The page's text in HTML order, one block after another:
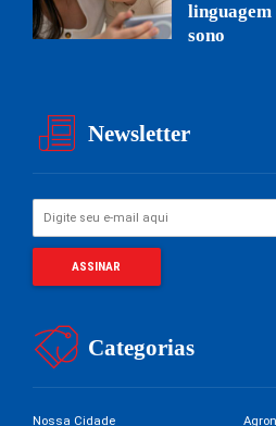
linguagem
sono
Newsletter
Categorias
Nossa Cidade